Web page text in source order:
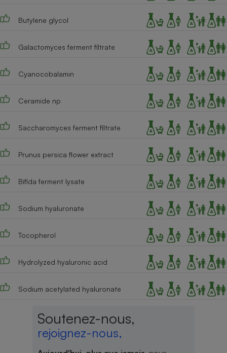
Butylene glycol
Galactomyces ferment filtrate
Cyanocobalamin
Ceramide np
Saccharomyces ferment filtrate
Prunus persica flower extract
Bifida ferment lysate
Sodium hyaluronate
Tocopherol
Hydrolyzed hyaluronic acid
Sodium acetylated hyaluronate
Soutenez-nous,
rejoignez-nous,